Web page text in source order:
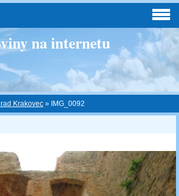
na internetu
Krakovec » IMG_0092